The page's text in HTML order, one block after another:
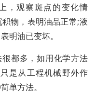
，观察斑点的变化情
物，表明油品正常;液
明油已变坏。
都多，如用化学方法
是从工程机械野外作
单方法。